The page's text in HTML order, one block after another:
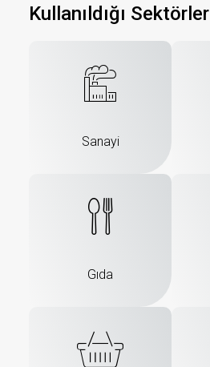
Kullanıldığı Sektörler
Sanayi
Gıda